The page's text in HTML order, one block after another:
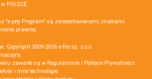
POLSCE.
"e-pity Program" są zarejestrowanymi znakami
prawnej.
Copyright 2009-2026 e-file sp. z o.o.
zawarte są w Regulaminie i Polityce Prywatności.
i inne technologie.